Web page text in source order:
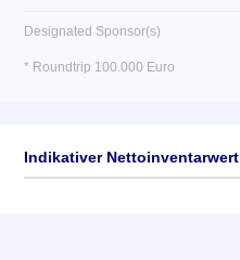
Designated Sponsor(s)
* Roundtrip 100.000 Euro
Indikativer Nettoinventarwert